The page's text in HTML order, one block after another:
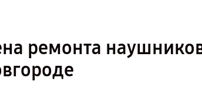
ремонта